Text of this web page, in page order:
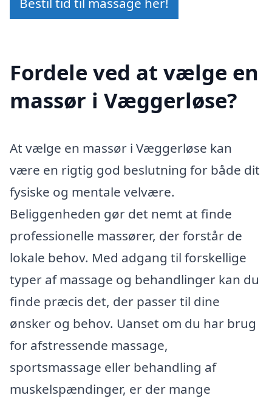
Fordele ved at vælge en
massør i Væggerløse?
At vælge en massør i Væggerløse kan
være en rigtig god beslutning for både dit
fysiske og mentale velvære.
Beliggenheden gør det nemt at finde
professionelle massører, der forstår de
lokale behov. Med adgang til forskellige
typer af massage og behandlinger kan du
finde præcis det, der passer til dine
ønsker og behov. Uanset om du har brug
for afstressende massage,
sportsmassage eller behandling af
muskelspændinger, er der mange